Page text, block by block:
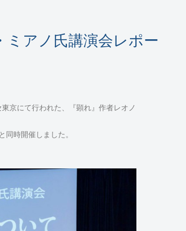
ミアノ氏講演会レポー
京にて行われた、『顕れ』作者レオノ
時開催しました。